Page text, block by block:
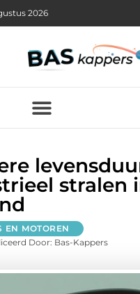
2026
stralen
EN MOTOREN
Door: Bas-Kappers